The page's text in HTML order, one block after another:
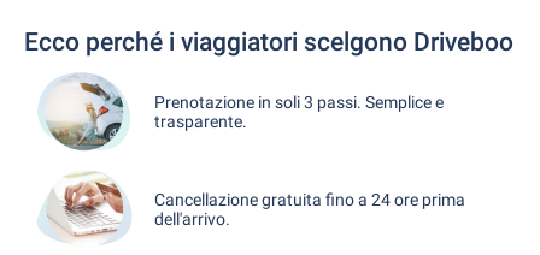
Ecco perché i viaggiatori scelgono Driveboo
Prenotazione in soli 3 passi. Semplice e
trasparente.
Cancellazione gratuita fino a 24 ore prima
dell'arrivo.